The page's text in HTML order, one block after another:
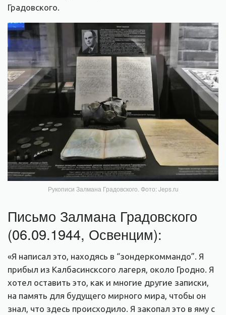
Градовского.
Рукописи Залмана Градовского. Фото: Jeps.ru
Письмо Залмана Градовского
(06.09.1944, Освенцим):
«Я написал это, находясь в “зондеркоммандо”. Я
прибыл из Калбасинсксого лагеря, около Гродно. Я
хотел оставить это, как и многие другие записки,
на память для будущего мирного мира, чтобы он
знал, что здесь происходило. Я закопал это в яму с